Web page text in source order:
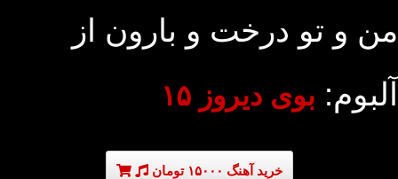
من و تو درخت و بارون از
آلبوم: بوی دیروز ۱۵
خرید آهنگ ۱۵۰۰۰ تومان